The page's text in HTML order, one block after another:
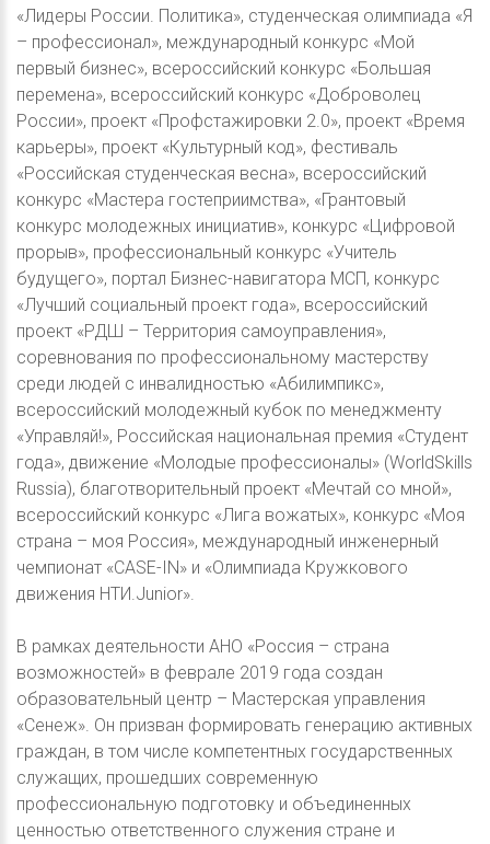
«Лидеры России. Политика», студенческая олимпиада «Я
– профессионал», международный конкурс «Мой
первый бизнес», всероссийский конкурс «Большая
перемена», всероссийский конкурс «Доброволец
России», проект «Профстажировки 2.0», проект «Время
карьеры», проект «Культурный код», фестиваль
«Российская студенческая весна», всероссийский
конкурс «Мастера гостеприимства», «Грантовый
конкурс молодежных инициатив», конкурс «Цифровой
прорыв», профессиональный конкурс «Учитель
будущего», портал Бизнес-навигатора МСП, конкурс
«Лучший социальный проект года», всероссийский
проект «РДШ – Территория самоуправления»,
соревнования по профессиональному мастерству
среди людей с инвалидностью «Абилимпикс»,
всероссийский молодежный кубок по менеджменту
«Управляй!», Российская национальная премия «Студент
года», движение «Молодые профессионалы» (WorldSkills
Russia), благотворительный проект «Мечтай со мной»,
всероссийский конкурс «Лига вожатых», конкурс «Моя
страна – моя Россия», международный инженерный
чемпионат «CASE-IN» и «Олимпиада Кружкового
движения НТИ.Junior».
В рамках деятельности АНО «Россия – страна
возможностей» в феврале 2019 года создан
образовательный центр – Мастерская управления
«Сенеж». Он призван формировать генерацию активных
граждан, в том числе компетентных государственных
служащих, прошедших современную
профессиональную подготовку и объединенных
ценностью ответственного служения стране и